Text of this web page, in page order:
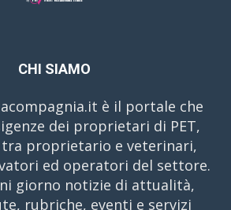
CHI SIAMO
è il portale che
dei proprietari di PET,
proprietario e veterinari,
ed operatori del settore.
giorno notizie di attualità,
rubriche, eventi e servizi